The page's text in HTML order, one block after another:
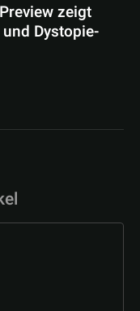
zeigt
Dystopie-